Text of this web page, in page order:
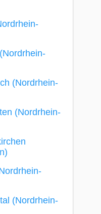
(Nordrhein-
(Nordrhein-
(Nordrhein-